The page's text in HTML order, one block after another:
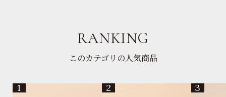
RANKING
このカテゴリの人気商品